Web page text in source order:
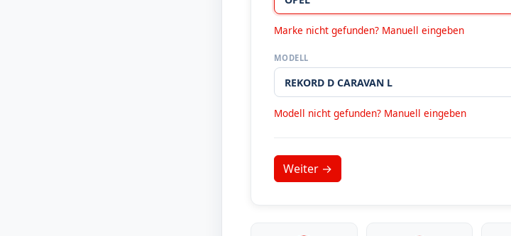
Marke nicht gefunden? Manuell eingeben
MODELL
Modell nicht gefunden? Manuell eingeben